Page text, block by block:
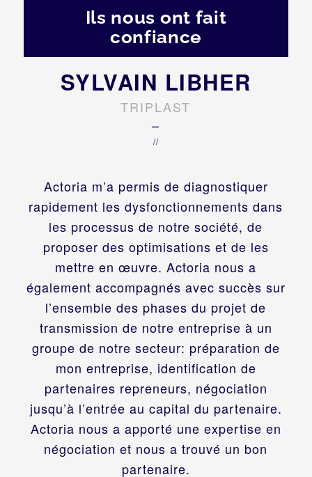
Ils nous ont fait
confiance
Actoria m’a permis de diagnostiquer
rapidement les dysfonctionnements dans
les processus de notre société, de
proposer des optimisations et de les
mettre en œuvre. Actoria nous a
également accompagnés avec succès sur
l’ensemble des phases du projet de
transmission de notre entreprise à un
groupe de notre secteur: préparation de
mon entreprise, identification de
partenaires repreneurs, négociation
jusqu’à l’entrée au capital du partenaire.
Actoria nous a apporté une expertise en
négociation et nous a trouvé un bon
partenaire.
SYLVAIN LIBHER
TRIPLAST
–
//